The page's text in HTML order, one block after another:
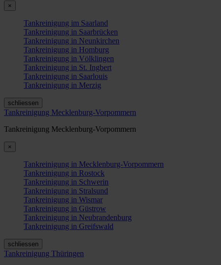
×
Tankreinigung im Saarland
Tankreinigung in Saarbrücken
Tankreinigung in Neunkirchen
Tankreinigung in Homburg
Tankreinigung in Völklingen
Tankreinigung in St. Ingbert
Tankreinigung in Saarlouis
Tankreinigung in Merzig
schliessen
Tankreinigung Mecklenburg-Vorpommern
Tankreinigung Mecklenburg-Vorpommern
×
Tankreinigung in Mecklenburg-Vorpommern
Tankreinigung in Rostock
Tankreinigung in Schwerin
Tankreinigung in Stralsund
Tankreinigung in Wismar
Tankreinigung in Güstrow
Tankreinigung in Neubrandenburg
Tankreinigung in Greifswald
schliessen
Tankreinigung Thüringen